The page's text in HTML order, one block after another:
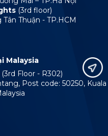
(3rd floor)
Thuận - TP.HCM
Malaysia
(3rd Floor - R302)
Post code: 50250, Kuala